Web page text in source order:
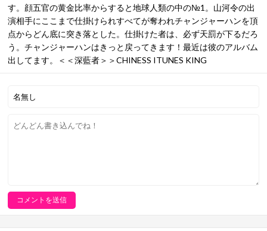
す。顔五官の黄金比率からすると地球人類の中の№1。山河令の出
演相手にここまで仕掛けられすべてが奪われチャンジャーハンを頂
点からどん底に突き落とした。仕掛けた者は、必ず天罰が下るだろ
う。チャンジャーハンはきっと戻ってきます！最近は彼のアルバム
出してます。＜＜深藍者＞＞CHINESS ITUNES KING